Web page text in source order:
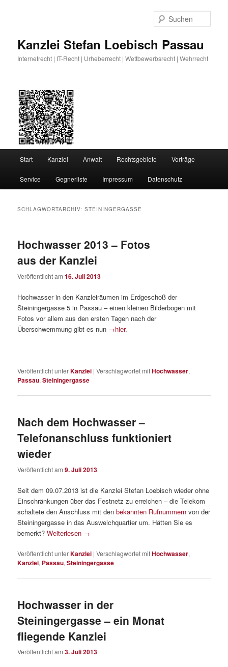
Kanzlei Stefan Loebisch Passau
Internetrecht | IT-Recht | Urheberrecht | Wettbewerbsrecht | Wehrrecht
Start Kanzlei Anwalt Rechtsgebiete Vorträge
Service Gegnerliste Impressum Datenschutz
SCHLAGWORTARCHIV:STEININGERGASSE
Hochwasser 2013 – Fotos
aus der Kanzlei
Veröffentlicht am16. Juli 2013
Hochwasser in den Kanzleiräumen im Erdgeschoß der
Steiningergasse 5 in Passau – einen kleinen Bilderbogen mit
Fotos vor allem aus den ersten Tagen nach der
Überschwemmung gibt es nun →hier.
Veröffentlicht unterKanzlei |Verschlagwortet mitHochwasser,
Passau,Steiningergasse
Nach dem Hochwasser –
Telefonanschluss funktioniert
wieder
Veröffentlicht am9. Juli 2013
Seit dem 09.07.2013 ist die Kanzlei Stefan Loebisch wieder ohne
Einschränkungen über das Festnetz zu erreichen – die Telekom
schaltete den Anschluss mit denbekannten Rufnummern von der
Steiningergasse in das Ausweichquartier um. Hätten Sie es
bemerkt?Weiterlesen →
Veröffentlicht unterKanzlei |Verschlagwortet mitHochwasser,
Kanzlei, Passau,Steiningergasse
Hochwasser in der
Steiningergasse – ein Monat
fliegende Kanzlei
Veröffentlicht am3. Juli 2013